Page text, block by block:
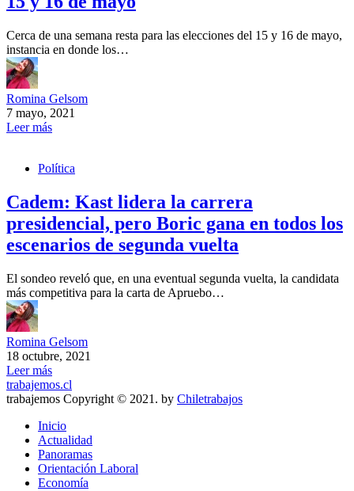
Cerca de una semana resta para las elecciones del 15 y 16 de mayo,
instancia en donde los…
Romina Gelsom
7 mayo, 2021
Leer más
Política
Cadem: Kast lidera la carrera
presidencial, pero Boric gana en todos los
escenarios de segunda vuelta
El sondeo reveló que, en una eventual segunda vuelta, la candidata
más competitiva para la carta de Apruebo…
Romina Gelsom
18 octubre, 2021
Leer más
trabajemos.cl
trabajemos Copyright © 2021. by Chiletrabajos
Inicio
Actualidad
Panoramas
Orientación Laboral
Economía